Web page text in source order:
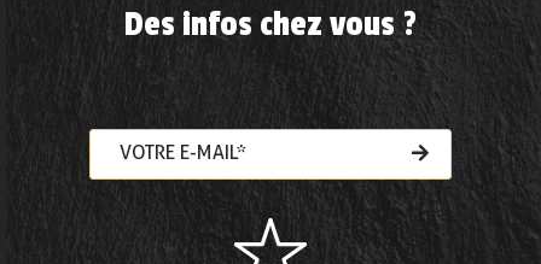
Des infos chez vous ?
VOTRE E-MAIL*